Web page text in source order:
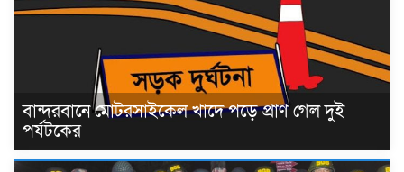
বান্দরবানে মোটরসাইকেল খাদে পড়ে প্রাণ গেল দুই
পর্যটকের